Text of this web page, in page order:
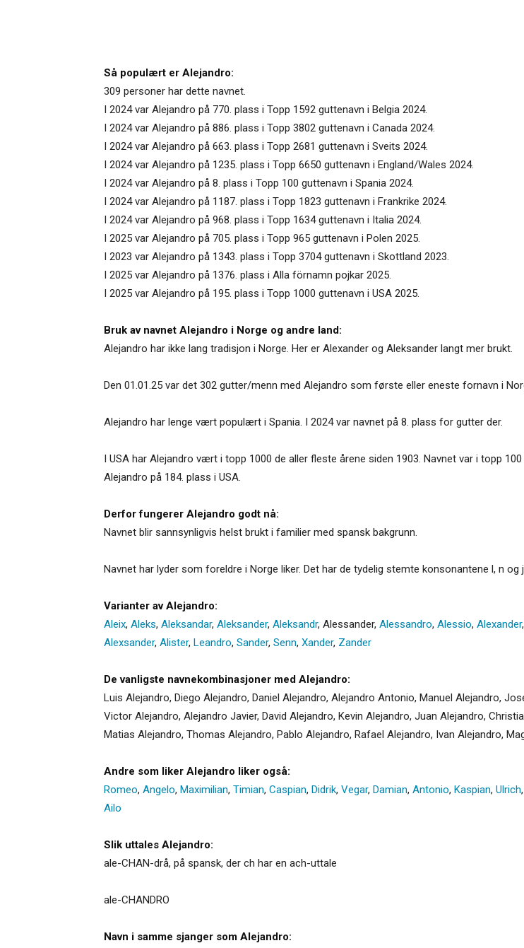
Så populært er Alejandro:
309 personer har dette navnet.
I 2024 var Alejandro på 770. plass i Topp 1592 guttenavn i Belgia 2024.
I 2024 var Alejandro på 886. plass i Topp 3802 guttenavn i Canada 2024.
I 2024 var Alejandro på 663. plass i Topp 2681 guttenavn i Sveits 2024.
I 2024 var Alejandro på 1235. plass i Topp 6650 guttenavn i England/Wales 2024.
I 2024 var Alejandro på 8. plass i Topp 100 guttenavn i Spania 2024.
I 2024 var Alejandro på 1187. plass i Topp 1823 guttenavn i Frankrike 2024.
I 2024 var Alejandro på 968. plass i Topp 1634 guttenavn i Italia 2024.
I 2025 var Alejandro på 705. plass i Topp 965 guttenavn i Polen 2025.
I 2023 var Alejandro på 1343. plass i Topp 3704 guttenavn i Skottland 2023.
I 2025 var Alejandro på 1376. plass i Alla förnamn pojkar 2025.
I 2025 var Alejandro på 195. plass i Topp 1000 guttenavn i USA 2025.
Bruk av navnet Alejandro i Norge og andre land:
Alejandro har ikke lang tradisjon i Norge. Her er Alexander og Aleksander langt mer brukt.
Den 01.01.25 var det 302 gutter/menn med Alejandro som første eller eneste fornavn i
Alejandro har lenge vært populært i Spania. I 2024 var navnet på 8. plass for gutter der.
I USA har Alejandro vært i topp 1000 de aller fleste årene siden 1903. Navnet var i topp
Alejandro på 184. plass i USA.
Derfor fungerer Alejandro godt nå:
Navnet blir sannsynligvis helst brukt i familier med spansk bakgrunn.
Navnet har lyder som foreldre i Norge liker. Det har de tydelig stemte konsonantene l, n
Varianter av Alejandro:
Aleix, Aleks, Aleksandar, Aleksander, Aleksandr, Alessander, Alessandro, Alessio, Alexander,
Alexsander, Alister, Leandro, Sander, Senn, Xander, Zander
De vanligste navnekombinasjoner med Alejandro:
Luis Alejandro, Diego Alejandro, Daniel Alejandro, Alejandro Antonio, Manuel Alejandro,
Victor Alejandro, Alejandro Javier, David Alejandro, Kevin Alejandro, Juan Alejandro,
Matias Alejandro, Thomas Alejandro, Pablo Alejandro, Rafael Alejandro, Ivan Alejandro,
Andre som liker Alejandro liker også:
Romeo, Angelo, Maximilian, Timian, Caspian, Didrik, Vegar, Damian, Antonio, Kaspian, Ulrich,
Ailo
Slik uttales Alejandro:
ale-CHAN-drå, på spansk, der ch har en ach-uttale
ale-CHANDRO
Navn i samme sjanger som Alejandro: